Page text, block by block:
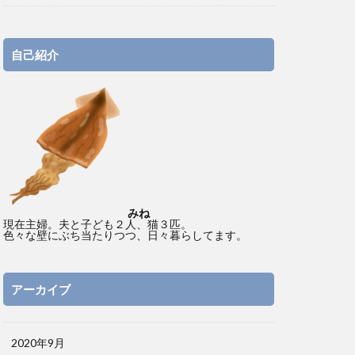
自己紹介
みね
現在主婦。夫と子ども２人、猫３匹。
色々な壁にぶち当たりつつ、日々暮らしてます。
アーカイブ
2020年9月